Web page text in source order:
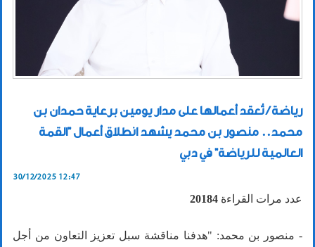
رياضة / تُعقد أعمالها على مدار يومين برعاية حمدان بن
محمد.. منصور بن محمد يشهد انطلاق أعمال "القمة
العالمية للرياضة" في دبي
30/12/2025 12:47
عدد مرات القراءة 20184
- منصور بن محمد: "هدفنا مناقشة سبل تعزيز التعاون من أجل